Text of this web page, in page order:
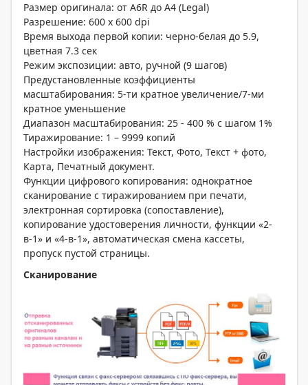
Размер оригинала: от A6R до A4 (Legal)
Разрешение: 600 x 600 dpi
Время выхода первой копии: черно-белая до 5.9,
цветная 7.3 сек
Режим экспозиции: авто, ручной (9 шагов)
Предустановленные коэффициенты
масштабирования: 5-ти кратное увеличение/7-ми
кратное уменьшение
Диапазон масштабирования: 25 - 400 % с шагом 1%
Тиражирование: 1 – 9999 копий
Настройки изображения: Текст, Фото, Текст + фото,
Карта, Печатный документ.
Функции цифрового копирования: однократное
сканирование с тиражированием при печати,
электронная сортировка (сопоставление),
копирование удостоверения личности, функции «2-
в-1» и «4-в-1», автоматическая смена кассеты,
пропуск пустой страницы.
Сканирование